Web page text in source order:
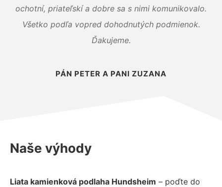
ochotní, priateľskí a dobre sa s nimi komunikovalo.
Všetko podľa vopred dohodnutých podmienok.
Ďakujeme.
PÁN PETER A PANI ZUZANA
Naše výhody
Liata kamienková podlaha Hundsheim – poďte do